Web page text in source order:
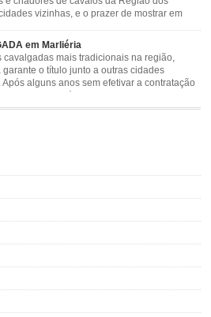
vizinhas, e o prazer de mostrar em
contar com apresentações musicais. Local:
Campo de […]
em Marliéria
cavalgadas mais tradicionais na região,
garante o título junto a outras cidades
Após alguns anos sem efetivar a contratação
nomes da música sertaneja, em 2011 a
não deixou dúvidas de que sua tradição